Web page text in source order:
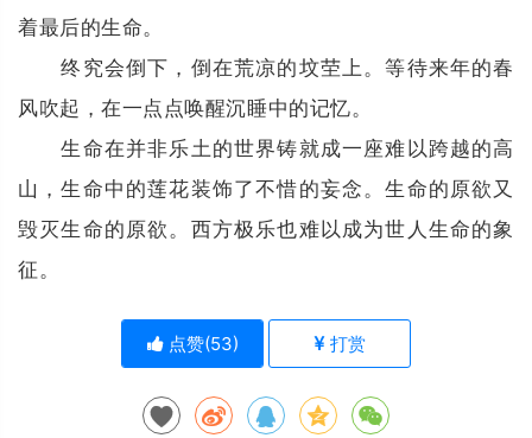
着最后的生命。
终究会倒下，倒在荒凉的坟茔上。等待来年的春
风吹起，在一点点唤醒沉睡中的记忆。
生命在并非乐土的世界铸就成一座难以跨越的高
山，生命中的莲花装饰了不惜的妄念。生命的原欲又
毁灭生命的原欲。西方极乐也难以成为世人生命的象
征。
点赞(53) 打赏